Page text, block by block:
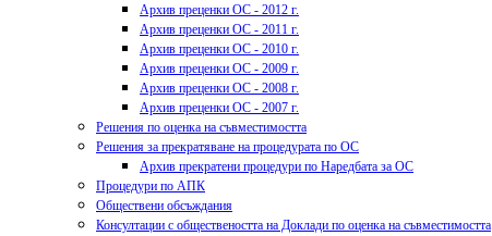
Архив преценки ОС - 2012 г.
Архив преценки ОС - 2011 г.
Архив преценки ОС - 2010 г.
Архив преценки ОС - 2009 г.
Архив преценки ОС - 2008 г.
Архив преценки ОС - 2007 г.
Решения по оценка на съвместимостта
Решения за прекратяване на процедурата по ОС
Архив прекратени процедури по Наредбата за ОС
Процедури по АПК
Обществени обсъждания
Консултации с обществеността на Доклади по оценка на съвместимостта